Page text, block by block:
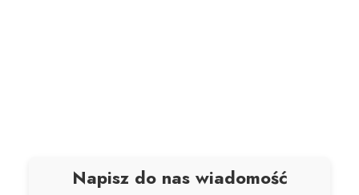
Napisz do nas wiadomość